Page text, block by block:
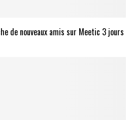
de nouveaux amis sur Meetic 3 jours